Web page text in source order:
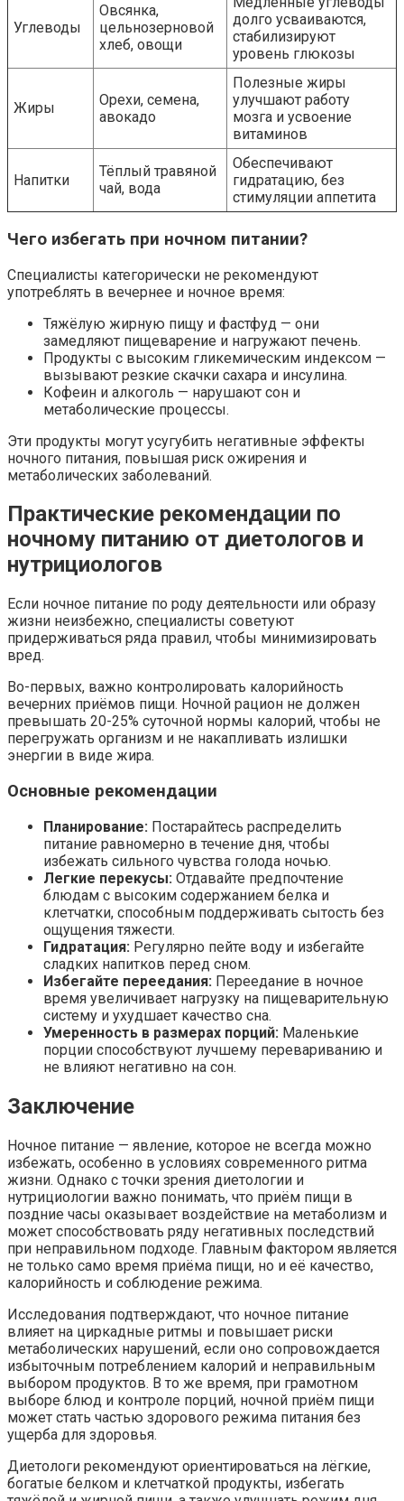
Углеводы
Овсянка,
цельнозерновой
хлеб, овощи
долго усваиваются,
стабилизируют
уровень глюкозы
Жиры
Орехи, семена,
авокадо
Полезные жиры
улучшают работу
мозга и усвоение
витаминов
Напитки
Тёплый травяной
чай, вода
Обеспечивают
гидратацию, без
стимуляции аппетита
Чего избегать при ночном питании?
Специалисты категорически не рекомендуют
употреблять в вечернее и ночное время:
Тяжёлую жирную пищу и фастфуд — они
замедляют пищеварение и нагружают печень.
Продукты с высоким гликемическим индексом —
вызывают резкие скачки сахара и инсулина.
Кофеин и алкоголь — нарушают сон и
метаболические процессы.
Эти продукты могут усугубить негативные эффекты
ночного питания, повышая риск ожирения и
метаболических заболеваний.
Практические рекомендации по
ночному питанию от диетологов и
нутрициологов
Если ночное питание по роду деятельности или образу
жизни неизбежно, специалисты советуют
придерживаться ряда правил, чтобы минимизировать
вред.
Во-первых, важно контролировать калорийность
вечерних приёмов пищи. Ночной рацион не должен
превышать 20-25% суточной нормы калорий, чтобы не
перегружать организм и не накапливать излишки
энергии в виде жира.
Основные рекомендации
Планирование: Постарайтесь распределить
питание равномерно в течение дня, чтобы
избежать сильного чувства голода ночью.
Легкие перекусы: Отдавайте предпочтение
блюдам с высоким содержанием белка и
клетчатки, способным поддерживать сытость без
ощущения тяжести.
Гидратация: Регулярно пейте воду и избегайте
сладких напитков перед сном.
Избегайте переедания: Переедание в ночное
время увеличивает нагрузку на пищеварительную
систему и ухудшает качество сна.
Умеренность в размерах порций: Маленькие
порции способствуют лучшему перевариванию и
не влияют негативно на сон.
Заключение
Ночное питание — явление, которое не всегда можно
избежать, особенно в условиях современного ритма
жизни. Однако с точки зрения диетологии и
нутрициологии важно понимать, что приём пищи в
поздние часы оказывает воздействие на метаболизм и
может способствовать ряду негативных последствий
при неправильном подходе. Главным фактором является
не только само время приёма пищи, но и её качество,
калорийность и соблюдение режима.
Исследования подтверждают, что ночное питание
влияет на циркадные ритмы и повышает риски
метаболических нарушений, если оно сопровождается
избыточным потреблением калорий и неправильным
выбором продуктов. В то же время, при грамотном
выборе блюд и контроле порций, ночной приём пищи
может стать частью здорового режима питания без
ущерба для здоровья.
Диетологи рекомендуют ориентироваться на лёгкие,
богатые белком и клетчаткой продукты, избегать